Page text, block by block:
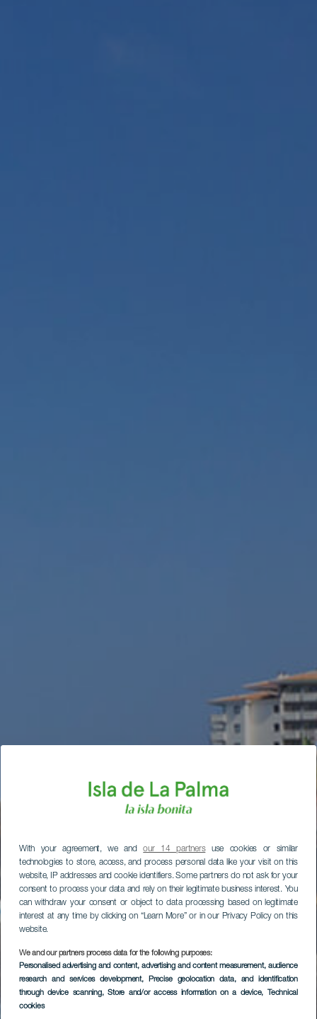
With your agreement, we andour 14 partnersuse cookies or similar
technologies to store, access, and process personal data like your visit on this
website, IP addresses and cookie identifiers. Some partners do not ask for your
consent to process your data and rely on their legitimate business interest. You
can withdraw your consent or object to data processing based on legitimate
interest at any time by clicking on “Learn More” or in our Privacy Policy on this
website.
We and our partners process data for the following purposes:
Personalised advertising and content, advertising and content measurement, audience
research and services development, Precise geolocation data, and identification
through device scanning, Store and/or access information on a device, Technical
cookies